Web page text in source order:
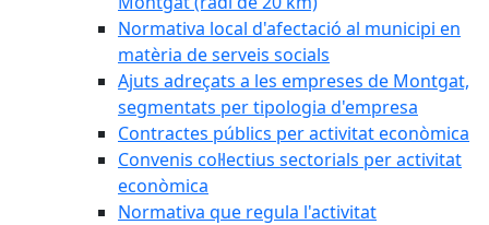
Normativa local d'afectació al municipi en
matèria de serveis socials
Ajuts adreçats a les empreses de Montgat,
segmentats per tipologia d'empresa
Contractes públics per activitat econòmica
Convenis col·lectius sectorials per activitat
econòmica
Normativa que regula l'activitat